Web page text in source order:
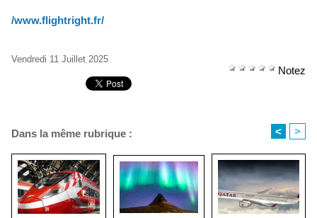
/www.flightright.fr/
Vendredi 11 Juillet 2025
Notez
Dans la même rubrique : < >